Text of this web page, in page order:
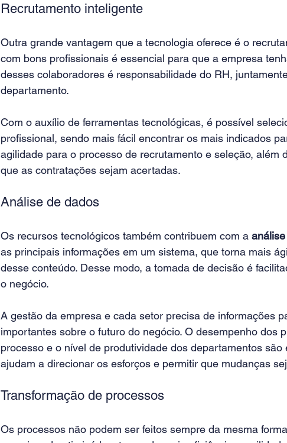
Recrutamento inteligente
Outra grande vantagem que a tecnologia oferece é o
com bons profissionais é essencial para que a empresa
desses colaboradores é responsabilidade do RH,
departamento.
Com o auxílio de ferramentas tecnológicas, é possível
profissional, sendo mais fácil encontrar os mais indicados
agilidade para o processo de recrutamento e seleção, além
que as contratações sejam acertadas.
Análise de dados
Os recursos tecnológicos também contribuem com a
as principais informações em um sistema, que torna mais
desse conteúdo. Desse modo, a tomada de decisão é
o negócio.
A gestão da empresa e cada setor precisa de informações
importantes sobre o futuro do negócio. O desempenho dos
processo e o nível de produtividade dos departamentos são
ajudam a direcionar os esforços e permitir que mudanças
Transformação de processos
Os processos não podem ser feitos sempre da mesma